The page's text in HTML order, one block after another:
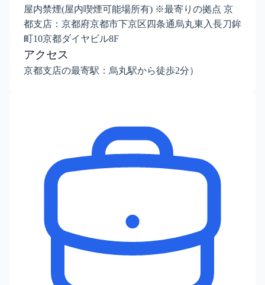
屋内禁煙(屋内喫煙可能場所有) ※最寄りの拠点 京
都支店：京都府京都市下京区四条通烏丸東入長刀鉾
町10京都ダイヤビル8F
アクセス
京都支店の最寄駅：烏丸駅から徒歩2分）